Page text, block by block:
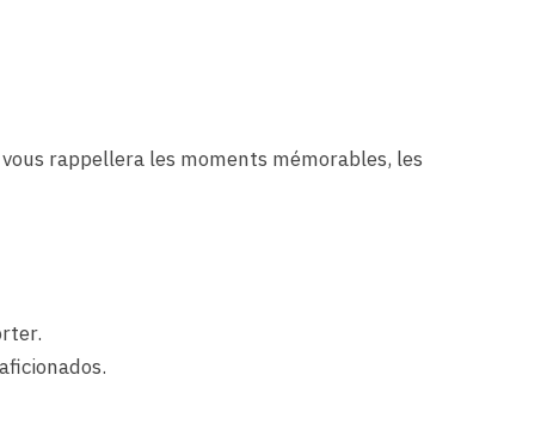
rappellera les moments mémorables, les